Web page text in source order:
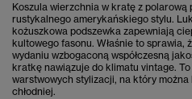
Koszula wierzchnia w kratę z
rustykalnego amerykańskiego stylu.
kożuszkowa podszewka zapewniają
kultowego fasonu. Właśnie to sprawia,
wydaniu wzbogaconą współczesną
kratkę nawiązuje do klimatu vintage.
warstwowych stylizacji, na który
chłodniej.